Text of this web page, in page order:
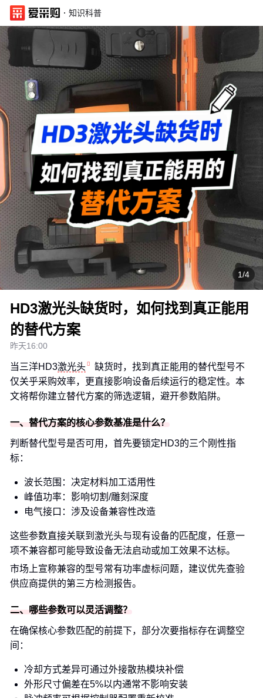
· 知识科普
1/4
HD3激光头缺货时，如何找到真正能用
的替代方案
昨天16:00
当三洋HD3激光头
缺货时，找到真正能用的替代型号不
仅关乎采购效率，更直接影响设备后续运行的稳定性。本
文将帮你建立替代方案的筛选逻辑，避开参数陷阱。
一、替代方案的核心参数基准是什么？
判断替代型号是否可用，首先要锁定HD3的三个刚性指
标：
波长范围：决定材料加工适用性
峰值功率：影响切割/雕刻深度
电气接口：涉及设备兼容性改造
这些参数直接关联到激光头与现有设备的匹配度，任意一
项不兼容都可能导致设备无法启动或加工效果不达标。
市场上宣称兼容的型号常有功率虚标问题，建议优先查验
供应商提供的第三方检测报告。
二、哪些参数可以灵活调整？
在确保核心参数匹配的前提下，部分次要指标存在调整空
间：
冷却方式差异可通过外接散热模块补偿
外形尺寸偏差在5%以内通常不影响安装